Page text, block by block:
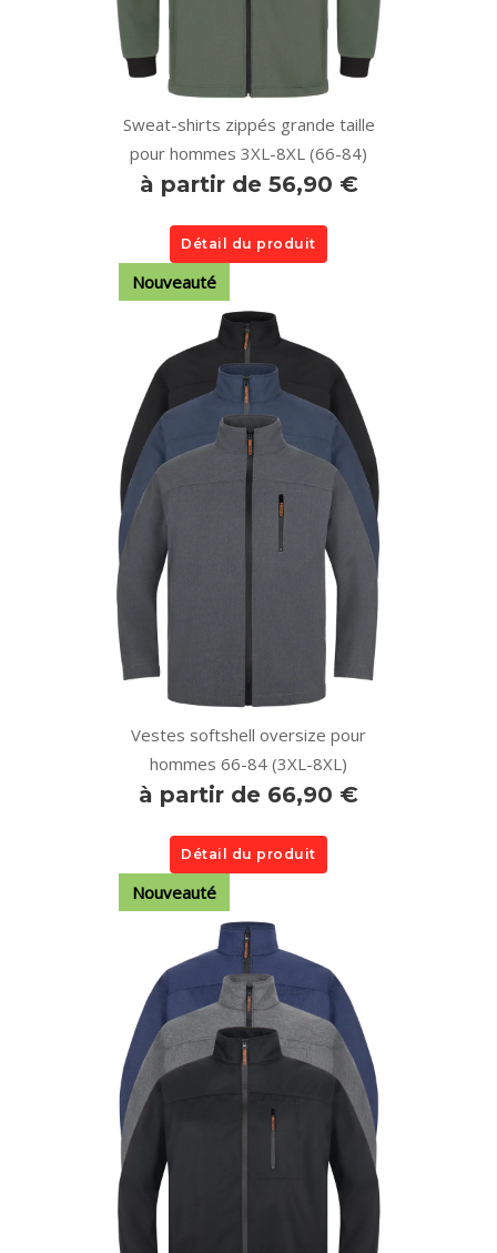
Sweat-shirts zippés grande taille
pour hommes 3XL-8XL (66-84)
à partir de 56,90 €
Détail du produit
Nouveauté
Vestes softshell oversize pour
hommes 66-84 (3XL-8XL)
à partir de 66,90 €
Détail du produit
Nouveauté